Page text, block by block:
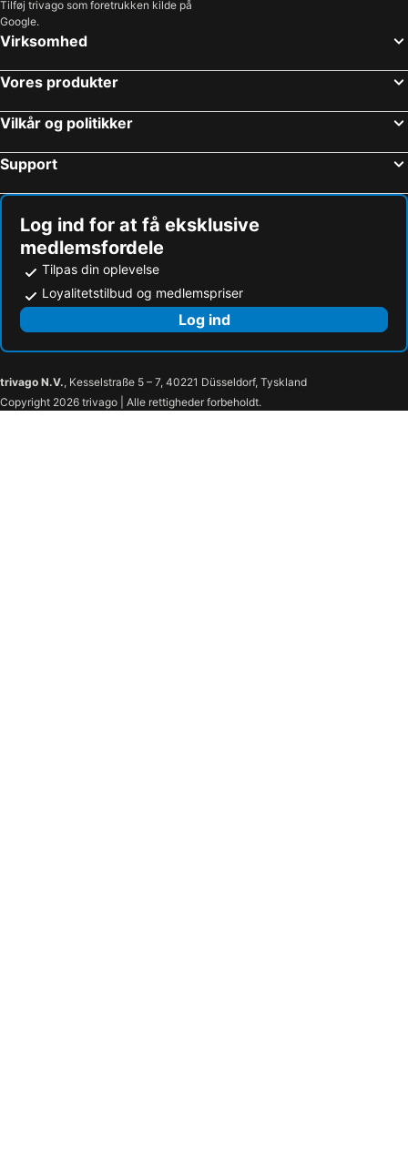
Tilføj trivago som foretrukken kilde på
Google.
Virksomhed
Vores produkter
Vilkår og politikker
Support
Log ind for at få eksklusive
medlemsfordele
Tilpas din oplevelse
Loyalitetstilbud og medlemspriser
Log ind
trivago N.V., Kesselstraße 5 – 7, 40221 Düsseldorf, Tyskland
Copyright 2026 trivago | Alle rettigheder forbeholdt.